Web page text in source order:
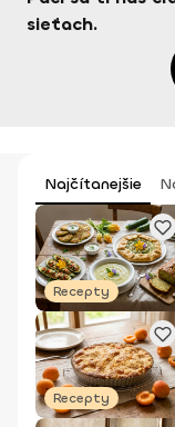
sieťach.
Najčítanejšie
Recepty
Recepty